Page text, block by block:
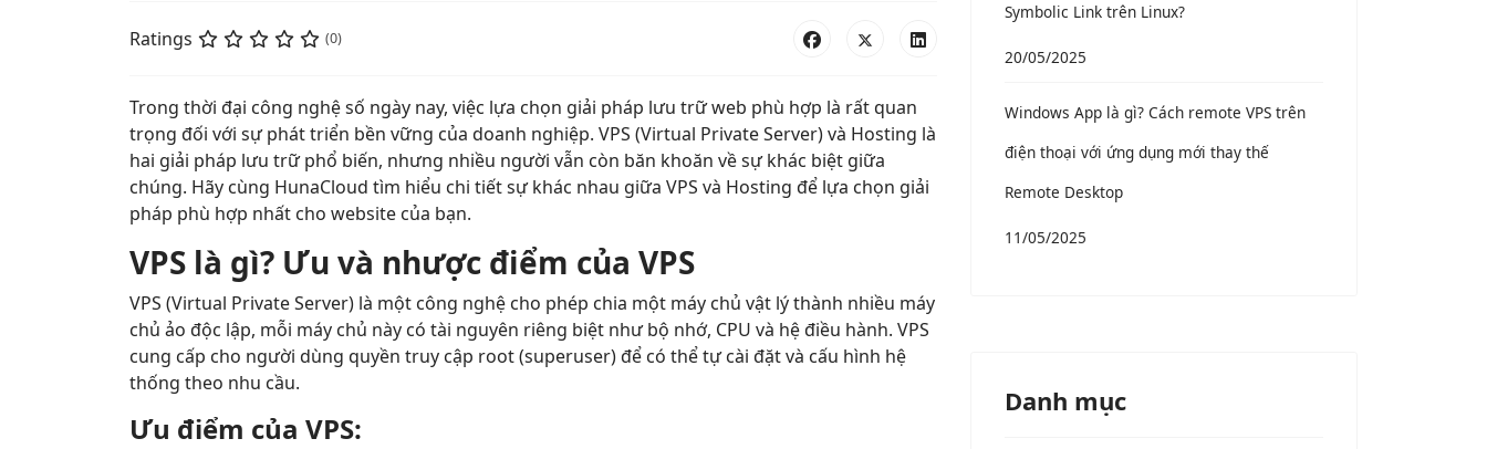
Ratings (0)
Trong thời đại công nghệ số ngày nay, việc lựa chọn giải pháp lưu trữ web phù hợp là rất quan
trọng đối với sự phát triển bền vững của doanh nghiệp. VPS (Virtual Private Server) và Hosting là
hai giải pháp lưu trữ phổ biến, nhưng nhiều người vẫn còn băn khoăn về sự khác biệt giữa
chúng. Hãy cùng HunaCloud tìm hiểu chi tiết sự khác nhau giữa VPS và Hosting để lựa chọn giải
pháp phù hợp nhất cho website của bạn.
VPS là gì? Ưu và nhược điểm của VPS
VPS (Virtual Private Server) là một công nghệ cho phép chia một máy chủ vật lý thành nhiều máy
chủ ảo độc lập, mỗi máy chủ này có tài nguyên riêng biệt như bộ nhớ, CPU và hệ điều hành. VPS
cung cấp cho người dùng quyền truy cập root (superuser) để có thể tự cài đặt và cấu hình hệ
thống theo nhu cầu.
Ưu điểm của VPS:
Symbolic Link trên Linux?
20/05/2025
Windows App là gì? Cách remote VPS trên
điện thoại với ứng dụng mới thay thế
Remote Desktop
11/05/2025
Danh mục